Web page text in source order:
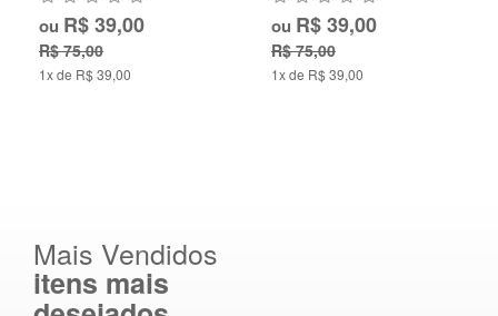
ou R$ 39,00
R$ 75,00
1x de R$ 39,00
ou R$ 39,00
R$ 75,00
1x de R$ 39,00
Mais Vendidos
itens mais